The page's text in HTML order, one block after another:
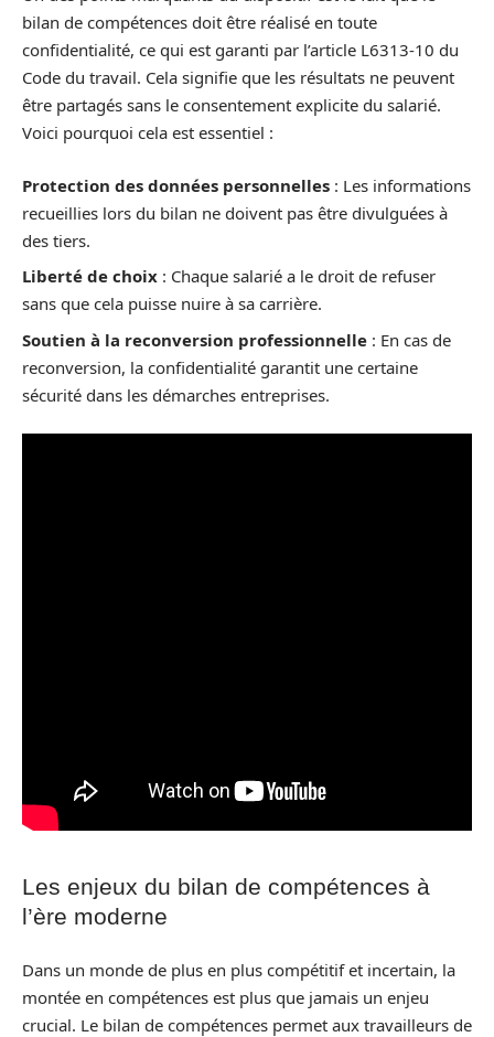
bilan de compétences doit être réalisé en toute
confidentialité, ce qui est garanti par l’article L6313-10 du
Code du travail. Cela signifie que les résultats ne peuvent
être partagés sans le consentement explicite du salarié.
Voici pourquoi cela est essentiel :
Protection des données personnelles : Les informations
recueillies lors du bilan ne doivent pas être divulguées à
des tiers.
Liberté de choix : Chaque salarié a le droit de refuser
sans que cela puisse nuire à sa carrière.
Soutien à la reconversion professionnelle : En cas de
reconversion, la confidentialité garantit une certaine
sécurité dans les démarches entreprises.
Les enjeux du bilan de compétences à
l’ère moderne
Dans un monde de plus en plus compétitif et incertain, la
montée en compétences est plus que jamais un enjeu
crucial. Le bilan de compétences permet aux travailleurs de